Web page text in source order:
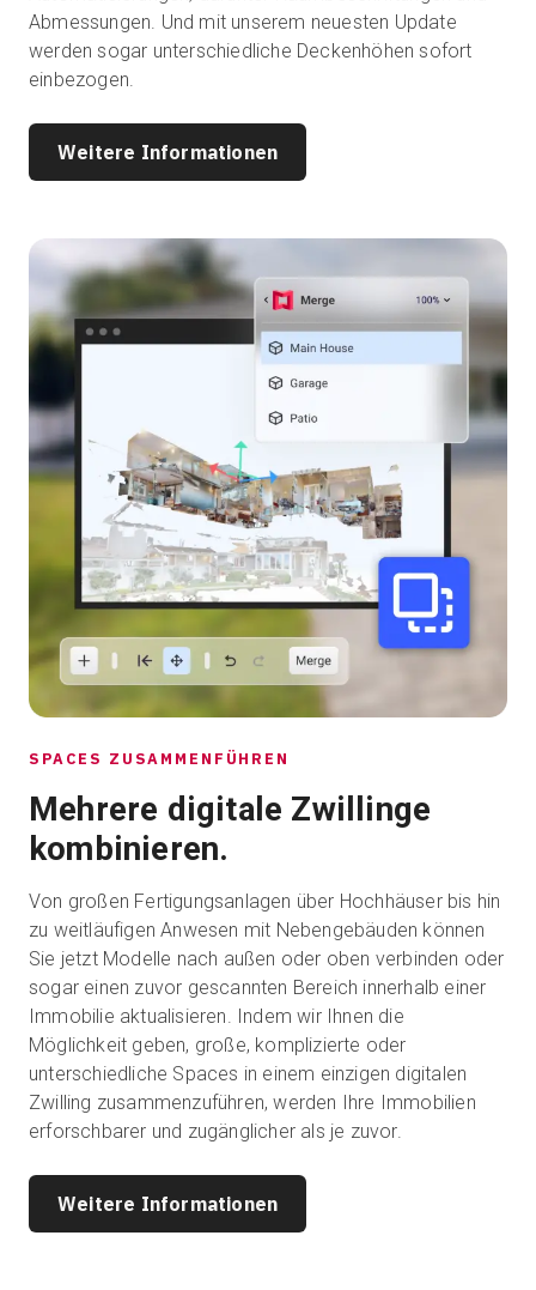
Abmessungen. Und mit unserem neuesten Update
werden sogar unterschiedliche Deckenhöhen sofort
einbezogen.
Weitere Informationen
SPACES ZUSAMMENFÜHREN
Mehrere digitale Zwillinge
kombinieren.
Von großen Fertigungsanlagen über Hochhäuser bis hin
zu weitläufigen Anwesen mit Nebengebäuden können
Sie jetzt Modelle nach außen oder oben verbinden oder
sogar einen zuvor gescannten Bereich innerhalb einer
Immobilie aktualisieren. Indem wir Ihnen die
Möglichkeit geben, große, komplizierte oder
unterschiedliche Spaces in einem einzigen digitalen
Zwilling zusammenzuführen, werden Ihre Immobilien
erforschbarer und zugänglicher als je zuvor.
Weitere Informationen